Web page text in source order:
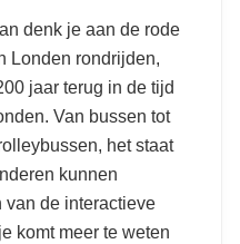
denk je aan de rode
Londen rondrijden,
jaar terug in de tijd
Van bussen tot
het staat
kunnen
van de interactieve
komt meer te weten